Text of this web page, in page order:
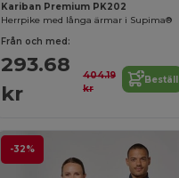
Kariban Premium PK202
Herrpike med långa ärmar i Supima®
Från och med:
293.68
kr
404.19
kr
Beställ
-32%